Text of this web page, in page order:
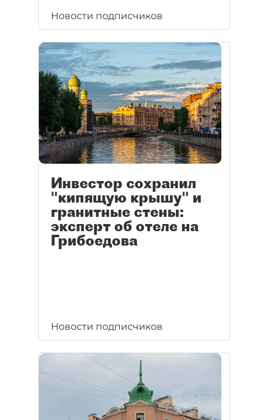
Новости подписчиков
Инвестор сохранил
"кипящую крышу" и
гранитные стены:
эксперт об отеле на
Грибоедова
Новости подписчиков